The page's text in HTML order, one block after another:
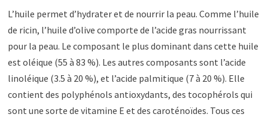
L’huile permet d’hydrater et de nourrir la peau. Comme l’huile
de ricin, l’huile d’olive comporte de l’acide gras nourrissant
pour la peau. Le composant le plus dominant dans cette huile
est oléique (55 à 83 %). Les autres composants sont l’acide
linoléique (3.5 à 20 %), et l’acide palmitique (7 à 20 %). Elle
contient des polyphénols antioxydants, des tocophérols qui
sont une sorte de vitamine E et des caroténoïdes. Tous ces